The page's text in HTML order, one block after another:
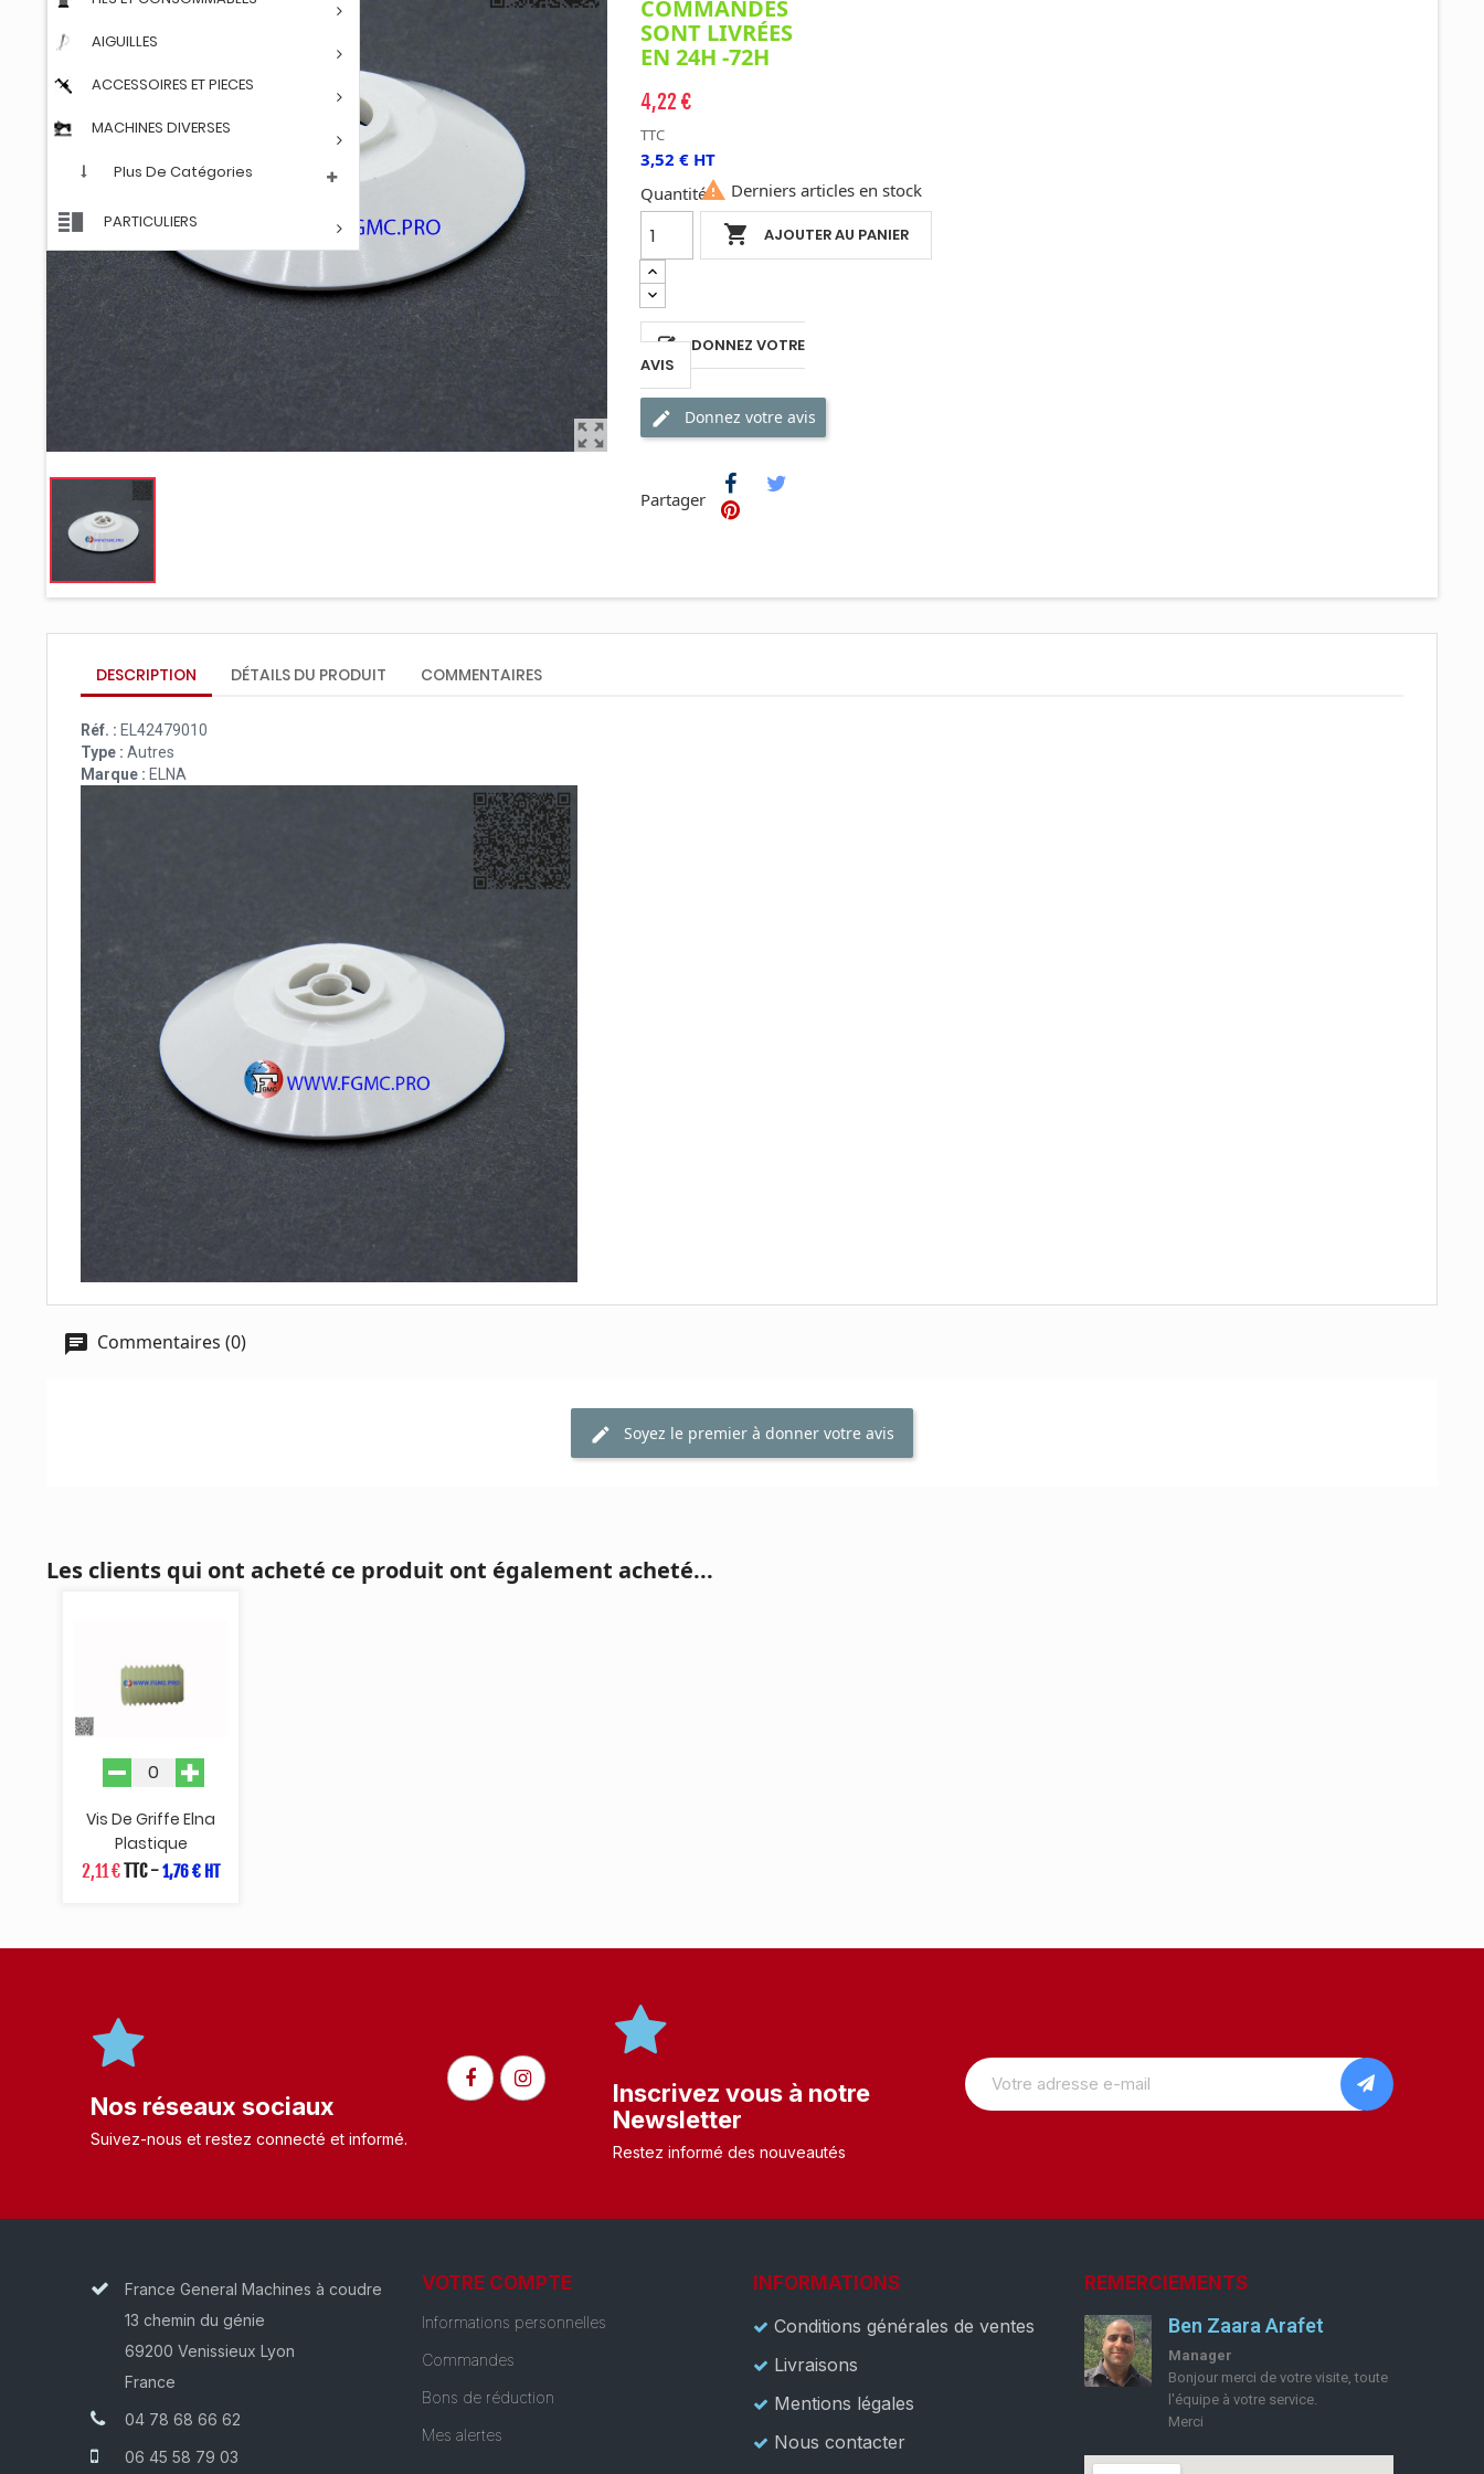
AIGUILLES
ACCESSOIRES ET PIECES
MACHINES DIVERSES
Plus De Catégories
PARTICULIERS
zoom_out_map
COMMANDES
SONT LIVRÉES
EN 24H -72H
4,22 €
TTC
3,52 € HT
Quantité
 AJOUTER AU PANIER
 Derniers articles en stock
DONNEZ VOTRE
AVIS
Donnez votre avis
Partager
DESCRIPTION DÉTAILS DU PRODUIT COMMENTAIRES
Réf. : EL42479010
Type : Autres
Marque : ELNA
Commentaires (0)
Soyez le premier à donner votre avis
Les clients qui ont acheté ce produit ont également acheté...
Vis De Griffe Elna
Plastique
2,11 €TTC-1,76 € HT
Nos réseaux sociaux
Suivez-nous et restez connecté et informé.​
Inscrivez vous à notre
Newsletter
Restez informé des nouveautés
France General Machines à coudre
13 chemin du génie
69200 Venissieux Lyon
France
04 78 68 66 62
06 45 58 79 03
VOTRE COMPTE
Informations personnelles
Commandes
Bons de réduction
Mes alertes
INFORMATIONS
Conditions générales de ventes
Livraisons
Mentions légales
Nous contacter
REMERCIEMENTS
Ben Zaara Arafet
Manager
Bonjour merci de votre visite, toute
l'équipe à votre service.
Merci